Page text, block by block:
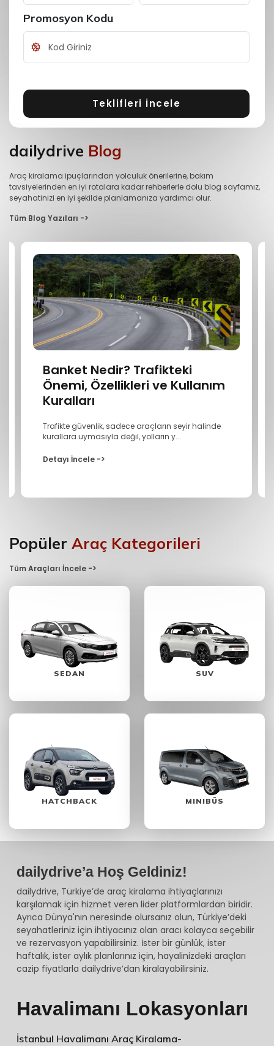
Promosyon Kodu
Teklifleri İncele
dailydrive Blog
Araç kiralama ipuçlarından yolculuk önerilerine, bakım
tavsiyelerinden en iyi rotalara kadar rehberlerle dolu blog sayfamız,
seyahatinizi en iyi şekilde planlamanıza yardımcı olur.
Tüm Blog Yazıları ->
Banket Nedir? Trafikteki
Önemi, Özellikleri ve Kullanım
Kuralları
Trafikte güvenlik, sadece araçların seyir halinde
kurallara uymasıyla değil, yolların y...
Detayı İncele ->
Popüler Araç Kategorileri
Tüm Araçları İncele ->
SEDAN SUV
HATCHBACK MINIBÜS
dailydrive’a Hoş Geldiniz!
dailydrive, Türkiye’de araç kiralama ihtiyaçlarınızı
karşılamak için hizmet veren lider platformlardan biridir.
Ayrıca Dünya'nın neresinde olursanız olun, Türkiye’deki
seyahatleriniz için ihtiyacınız olan aracı kolayca seçebilir
ve rezervasyon yapabilirsiniz. İster bir günlük, ister
haftalık, ister aylık planlarınız için, hayalinizdeki araçları
cazip fiyatlarla dailydrive’dan kiralayabilirsiniz.
Havalimanı Lokasyonları
İstanbul Havalimanı Araç Kiralama-